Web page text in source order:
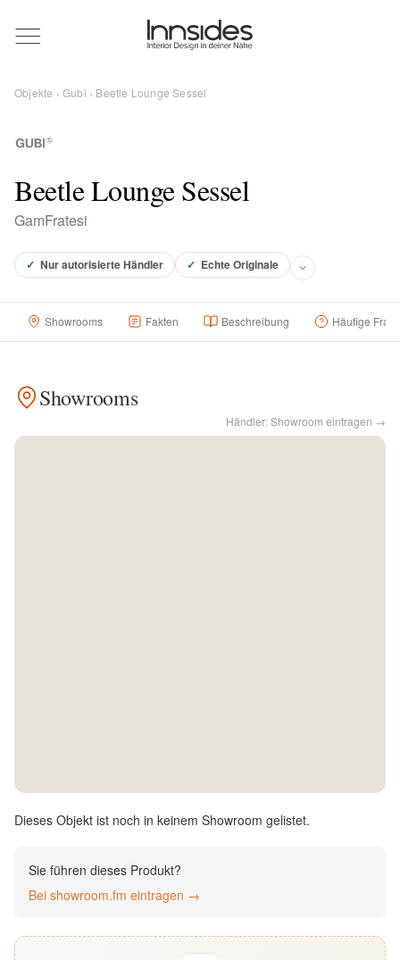
Magazin
Showrooms
Über uns
Kontakt
English
Deutsch
Objekte ›Gubi › Beetle Lounge Sessel
Beetle Lounge Sessel
GamFratesi
✓ Nur autorisierte Händler ✓ Echte Originale
Showrooms Fakten Beschreibung Häufige
Showrooms
Händler: Showroom eintragen →
Dieses Objekt ist noch in keinem Showroom gelistet.
Sie führen dieses Produkt?
Bei showroom.fm eintragen →